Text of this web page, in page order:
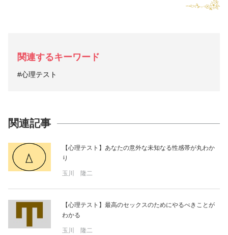
関連するキーワード
#心理テスト
関連記事
【心理テスト】あなたの意外な未知なる性感帯が丸わか
り
玉川 隆二
【心理テスト】最高のセックスのためにやるべきことが
わかる
玉川 隆二